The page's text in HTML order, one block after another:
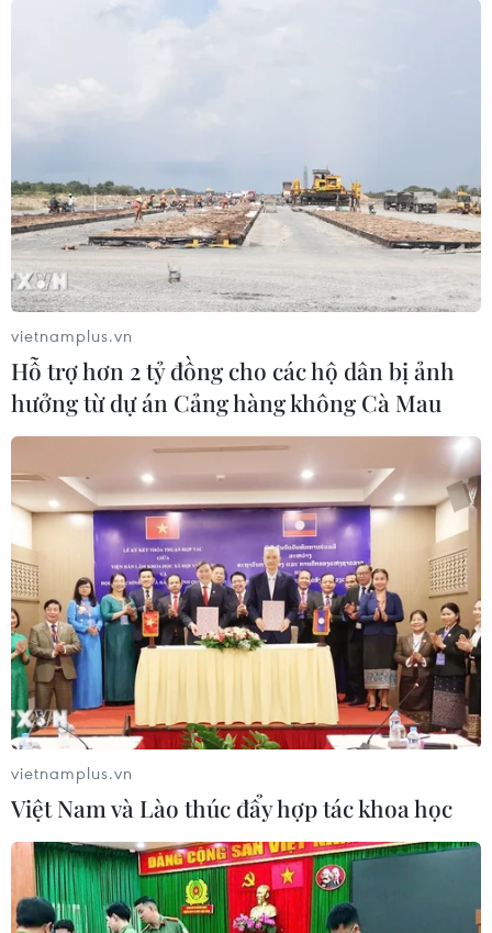
vietnamplus.vn
Hỗ trợ hơn 2 tỷ đồng cho các hộ dân bị ảnh
hưởng từ dự án Cảng hàng không Cà Mau
vietnamplus.vn
Việt Nam và Lào thúc đẩy hợp tác khoa học